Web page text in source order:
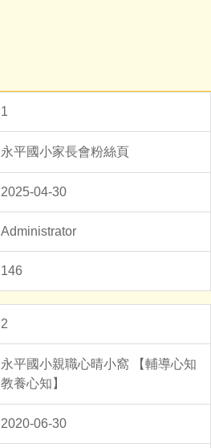
1
永平國小家長會粉絲頁
2025-04-30
Administrator
146
2
永平國小親職心晴小窩 【輔導心知
教養心知】
2020-06-30